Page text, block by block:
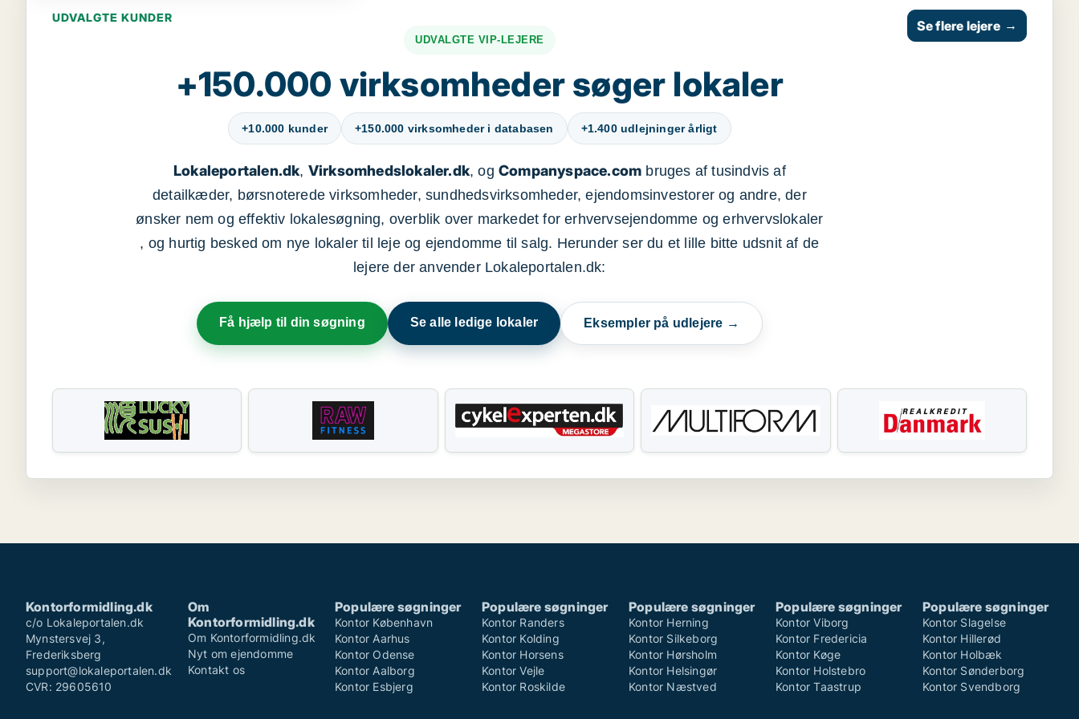
UDVALGTE KUNDER
UDVALGTE VIP-LEJERE
+150.000 virksomheder søger lokaler
+10.000 kunder +150.000 virksomheder i databasen +1.400 udlejninger årligt
Lokaleportalen.dk, Virksomhedslokaler.dk, og Companyspace.com bruges af tusindvis af
detailkæder, børsnoterede virksomheder, sundhedsvirksomheder, ejendomsinvestorer og andre, der
ønsker nem og effektiv lokalesøgning, overblik over markedet for erhvervsejendomme og erhvervslokaler
, og hurtig besked om nye lokaler til leje og ejendomme til salg. Herunder ser du et lille bitte udsnit af de
lejere der anvender Lokaleportalen.dk:
Få hjælp til din søgning Se alle ledige lokaler Eksempler på udlejere →
Se flere lejere →
Kontorformidling.dk
c/o Lokaleportalen.dk
Mynstersvej 3,
Frederiksberg
support@lokaleportalen.dk
CVR: 29605610
Om
Kontorformidling.dk
Om Kontorformidling.dk
Nyt om ejendomme
Kontakt os
Populære søgninger
Kontor København
Kontor Aarhus
Kontor Odense
Kontor Aalborg
Kontor Esbjerg
Populære søgninger
Kontor Randers
Kontor Kolding
Kontor Horsens
Kontor Vejle
Kontor Roskilde
Populære søgninger
Kontor Herning
Kontor Silkeborg
Kontor Hørsholm
Kontor Helsingør
Kontor Næstved
Populære søgninger
Kontor Viborg
Kontor Fredericia
Kontor Køge
Kontor Holstebro
Kontor Taastrup
Populære søgninger
Kontor Slagelse
Kontor Hillerød
Kontor Holbæk
Kontor Sønderborg
Kontor Svendborg